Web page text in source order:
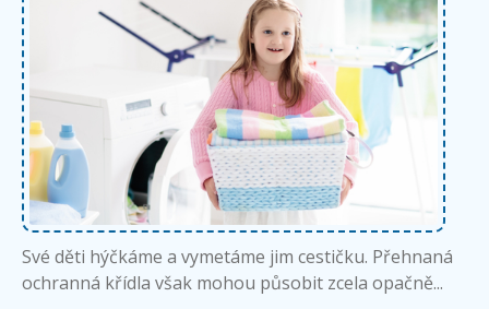
Své děti hýčkáme a vymetáme jim cestičku. Přehnaná
ochranná křídla však mohou působit zcela opačně...